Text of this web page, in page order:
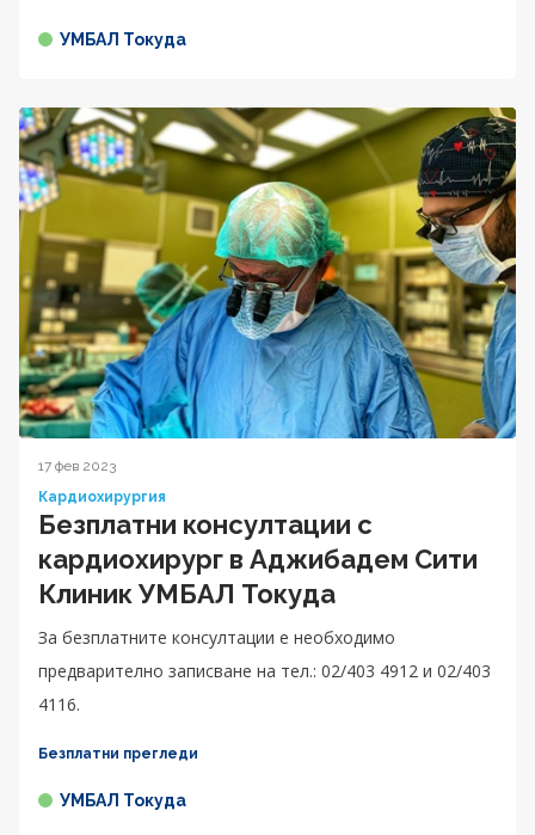
УМБАЛ Токуда
17 фев 2023
Кардиохирургия
Безплатни консултации с
кардиохирург в Аджибадем Сити
Клиник УМБАЛ Токуда
За безплатните консултации е необходимо
предварително записване на тел.: 02/403 4912 и 02/403
4116.
Безплатни прегледи
УМБАЛ Токуда